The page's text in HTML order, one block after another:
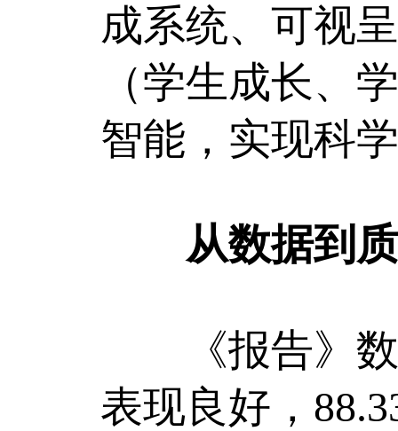
成系统、可视
（学生成长、
智能，实现科
从数据到
《报告》数
表现良好，